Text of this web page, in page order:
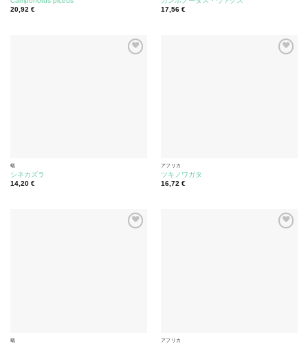
20,92 €
17,56 €
蟻
シネカズラ
14,20 €
アフリカ
ツキノワガタ
16,72 €
蟻 アフリカ